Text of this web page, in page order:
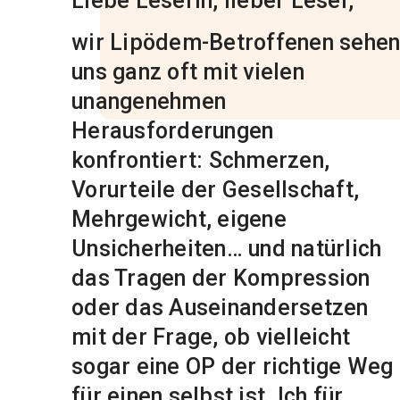
wir Lipödem-Betroffenen sehen
uns ganz oft mit vielen
unangenehmen
Herausforderungen
konfrontiert: Schmerzen,
Vorurteile der Gesellschaft,
Mehrgewicht, eigene
Unsicherheiten… und natürlich
das Tragen der Kompression
oder das Auseinandersetzen
mit der Frage, ob vielleicht
sogar eine OP der richtige Weg